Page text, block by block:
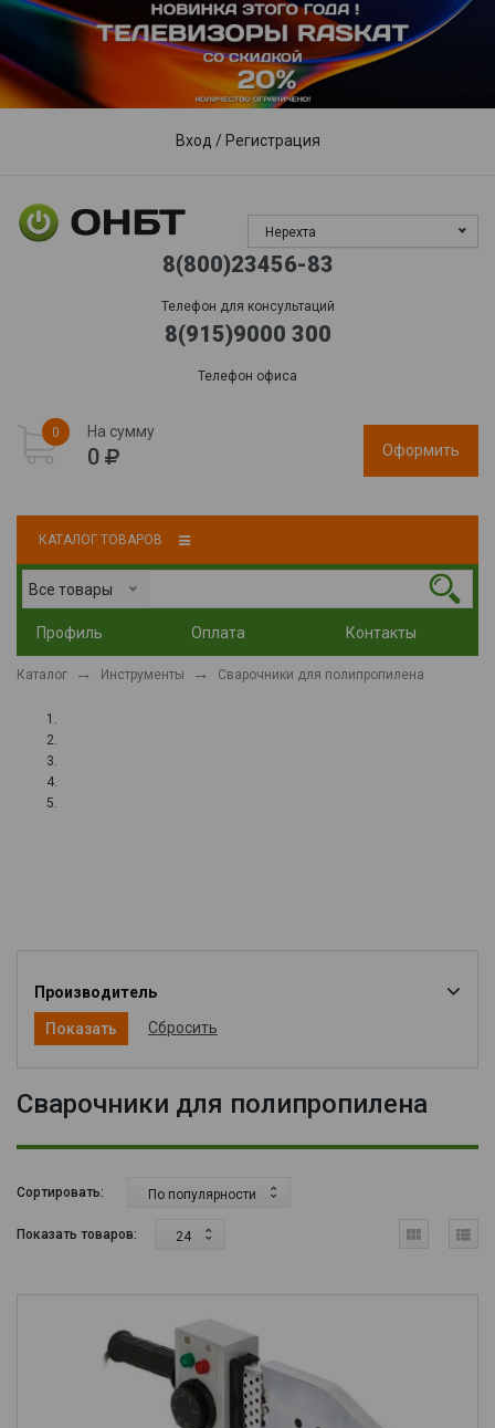
Пункты выдачи Доставка Гарантия, сервис
Обработка заказов:
пн-пт: 09:00 - 17:00,сб-вс: выходной
Вход / Регистрация
Нерехта
8(800)23456-83
Телефон для консультаций
8(915)9000 300
Телефон офиса
0 На сумму
0 Оформить
КАТАЛОГ ТОВАРОВ
Все товары
Профиль Оплата Контакты
Каталог Инструменты Сварочники для полипропилена
Производитель
Сбросить
Сварочники для полипропилена
Сортировать: По популярности
Показать товаров: 24